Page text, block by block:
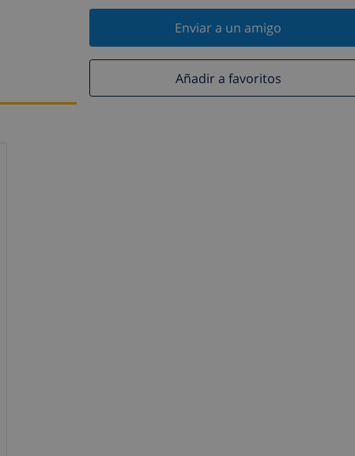
Enviar a un amigo
Añadir a favoritos